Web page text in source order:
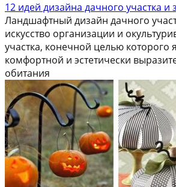
12 идей дизайна дачного участка и
Ландшафтный дизайн дачного
искусство организации и
участка, конечной целью которого
комфортной и эстетически
обитания